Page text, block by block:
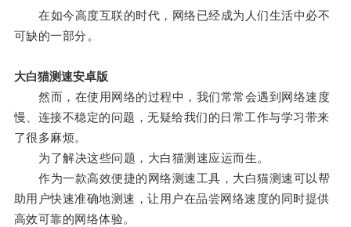
在如今高度互联的时代，网络已经成为人们生活中必不
可缺的一部分。
大白猫测速安卓版
然而，在使用网络的过程中，我们常常会遇到网络速度
慢、连接不稳定的问题，无疑给我们的日常工作与学习带来
了很多麻烦。
为了解决这些问题，大白猫测速应运而生。
作为一款高效便捷的网络测速工具，大白猫测速可以帮
助用户快速准确地测速，让用户在品尝网络速度的同时提供
高效可靠的网络体验。